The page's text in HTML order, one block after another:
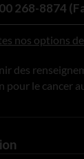
268-8874
nos options
des
pour le cancer